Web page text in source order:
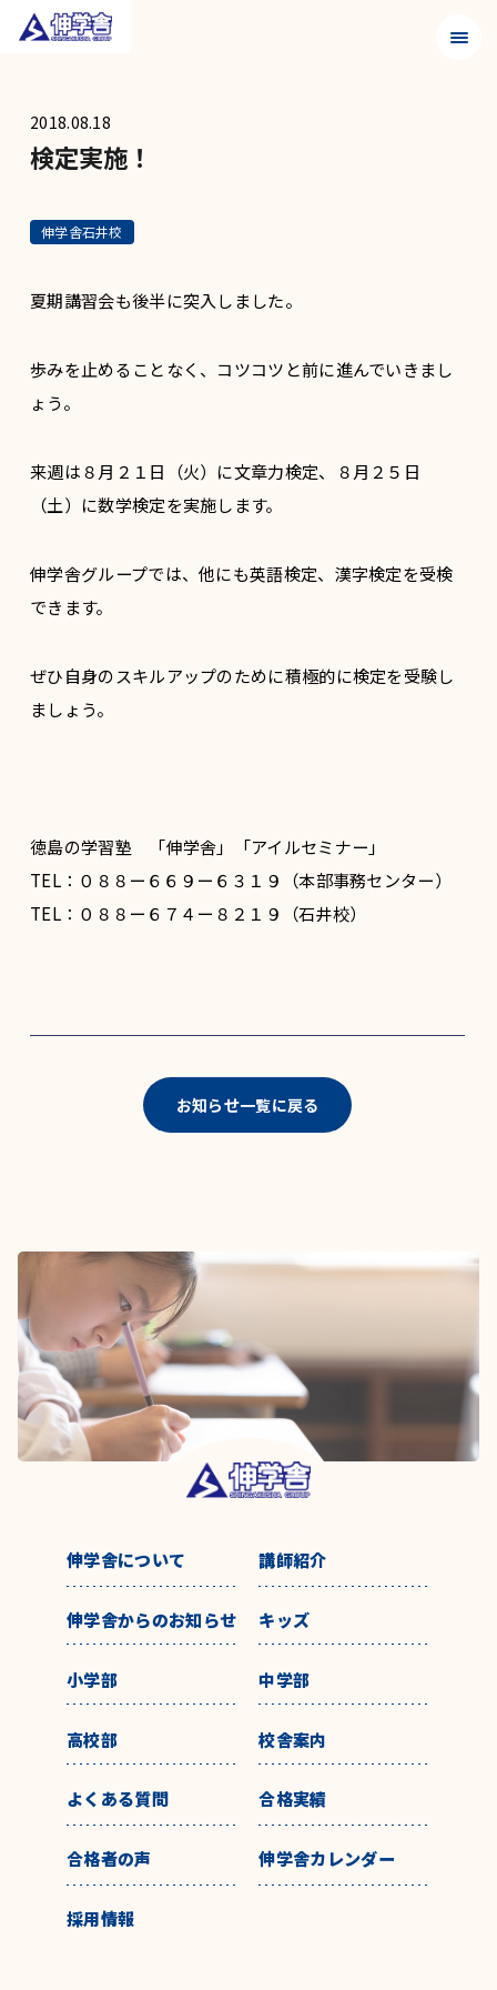
メニ
2018.08.18
検定実施！
伸学舎石井校
夏期講習会も後半に突入しました。
歩みを止めることなく、コツコツと前に進んでいきまし
ょう。
来週は８月２１日（火）に文章力検定、８月２５日
（土）に数学検定を実施します。
伸学舎グループでは、他にも英語検定、漢字検定を受検
できます。
ぜひ自身のスキルアップのために積極的に検定を受験し
ましょう。
徳島の学習塾 「伸学舎」「アイルセミナー」
TEL：０８８ー６６９ー６３１９（本部事務センター）
TEL：０８８ー６７４ー８２１９（石井校）
お知らせ一覧に戻る
伸学舎について 講師紹介
伸学舎からのお知らせ キッズ
小学部 中学部
高校部 校舎案内
よくある質問 合格実績
合格者の声 伸学舎カレンダー
採用情報